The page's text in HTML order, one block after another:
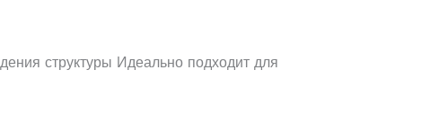
структуры Идеально подходит для